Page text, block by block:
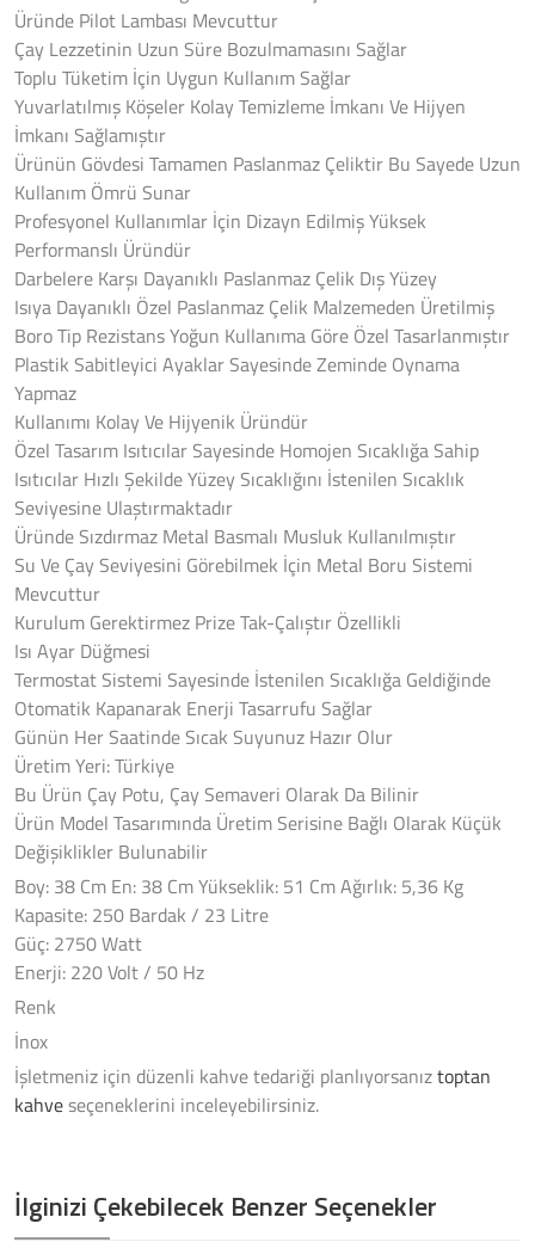
Üründe Pilot Lambası Mevcuttur
Çay Lezzetinin Uzun Süre Bozulmamasını Sağlar
Toplu Tüketim İçin Uygun Kullanım Sağlar
Yuvarlatılmış Köşeler Kolay Temizleme İmkanı Ve Hijyen
İmkanı Sağlamıştır
Ürünün Gövdesi Tamamen Paslanmaz Çeliktir Bu Sayede Uzun
Kullanım Ömrü Sunar
Profesyonel Kullanımlar İçin Dizayn Edilmiş Yüksek
Performanslı Üründür
Darbelere Karşı Dayanıklı Paslanmaz Çelik Dış Yüzey
Isıya Dayanıklı Özel Paslanmaz Çelik Malzemeden Üretilmiş
Boro Tip Rezistans Yoğun Kullanıma Göre Özel Tasarlanmıştır
Plastik Sabitleyici Ayaklar Sayesinde Zeminde Oynama
Yapmaz
Kullanımı Kolay Ve Hijyenik Üründür
Özel Tasarım Isıtıcılar Sayesinde Homojen Sıcaklığa Sahip
Isıtıcılar Hızlı Şekilde Yüzey Sıcaklığını İstenilen Sıcaklık
Seviyesine Ulaştırmaktadır
Üründe Sızdırmaz Metal Basmalı Musluk Kullanılmıştır
Su Ve Çay Seviyesini Görebilmek İçin Metal Boru Sistemi
Mevcuttur
Kurulum Gerektirmez Prize Tak-Çalıştır Özellikli
Isı Ayar Düğmesi
Termostat Sistemi Sayesinde İstenilen Sıcaklığa Geldiğinde
Otomatik Kapanarak Enerji Tasarrufu Sağlar
Günün Her Saatinde Sıcak Suyunuz Hazır Olur
Üretim Yeri: Türkiye
Bu Ürün Çay Potu, Çay Semaveri Olarak Da Bilinir
Ürün Model Tasarımında Üretim Serisine Bağlı Olarak Küçük
Değişiklikler Bulunabilir
Boy: 38 Cm En: 38 Cm Yükseklik: 51 Cm Ağırlık: 5,36 Kg
Kapasite: 250 Bardak / 23 Litre
Güç: 2750 Watt
Enerji: 220 Volt / 50 Hz
Renk
İnox
İşletmeniz için düzenli kahve tedariği planlıyorsanıztoptan
kahveseçeneklerini inceleyebilirsiniz.
İlginizi Çekebilecek Benzer Seçenekler